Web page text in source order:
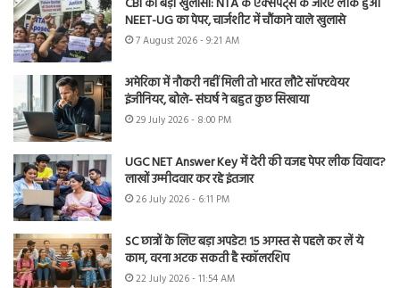
NEET-UG का पेपर, चार्जशीट में चौंकाने वाले खुलासे
7 August 2026 - 9:21 AM
अमेरिका में नौकरी नहीं मिली तो भारत लौटे सॉफ्टवेयर
इंजीनियर, बोले- संघर्ष ने बहुत कुछ सिखाया
29 July 2026 - 8:00 PM
UGC NET Answer Key में देरी की वजह पेपर लीक विवाद?
लाखों उम्मीदवार कर रहे इंतजार
26 July 2026 - 6:11 PM
SC छात्रों के लिए बड़ा अपडेट! 15 अगस्त से पहले कर लें ये
काम, वरना अटक सकती है स्कॉलरशिप
22 July 2026 - 11:54 AM